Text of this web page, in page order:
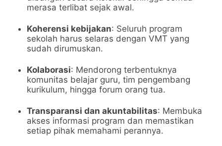
merasa terlibat sejak awal.
Koherensi kebijakan: Seluruh program
sekolah harus selaras dengan VMT yang
sudah dirumuskan.
Kolaborasi: Mendorong terbentuknya
komunitas belajar guru, tim pengembang
kurikulum, hingga forum orang tua.
Transparansi dan akuntabilitas: Membuka
akses informasi program dan memastikan
setiap pihak memahami perannya.